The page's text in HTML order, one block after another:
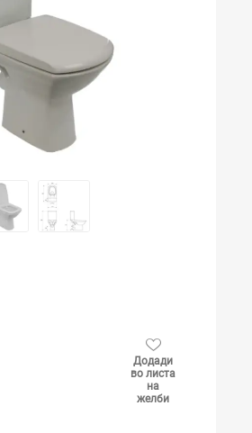
Додади
во листа
на
желби